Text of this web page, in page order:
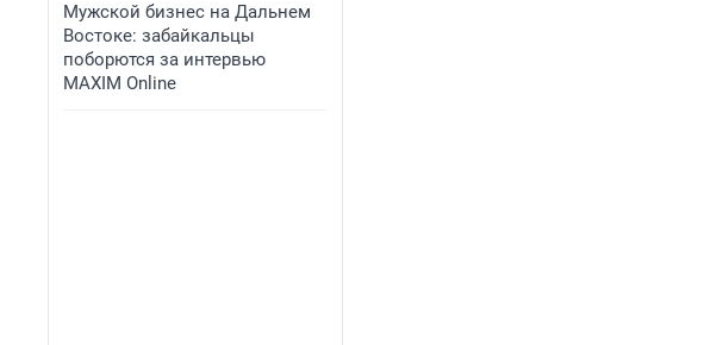
Мужской бизнес на Дальнем
Востоке: забайкальцы
поборются за интервью
MAXIM Online